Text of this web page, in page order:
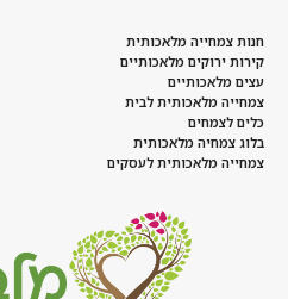
חנות צמחייה מלאכותית
קירות ירוקים מלאכותיים
עצים מלאכותיים
צמחייה מלאכותית לבית
כלים לצמחים
בלוג צמחיה מלאכותית
צמחייה מלאכותית לעסקים